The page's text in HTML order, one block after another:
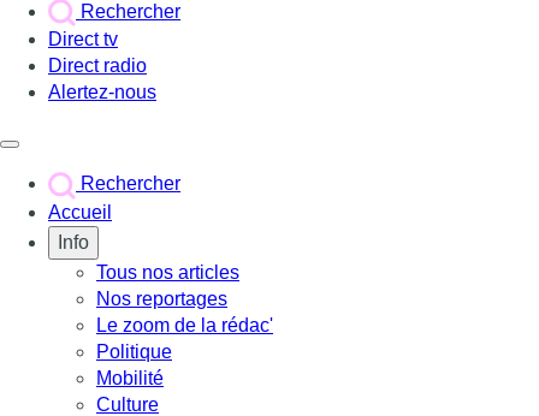
Rechercher
Direct tv
Direct radio
Alertez-nous
Rechercher
Accueil
Info
Tous nos articles
Nos reportages
Le zoom de la rédac'
Politique
Mobilité
Culture